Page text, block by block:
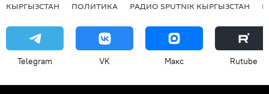
КЫРГЫЗСТАН ПОЛИТИКА РАДИО SPUTNIK КЫРГЫЗСТАН
Telegram VK Макс Rutube